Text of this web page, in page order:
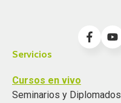
Servicios
Cursos en vivo
Seminarios y Diplomados